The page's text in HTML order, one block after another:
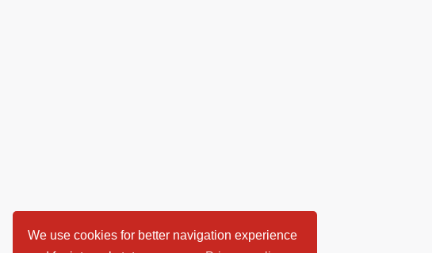
We use cookies for better navigation experience